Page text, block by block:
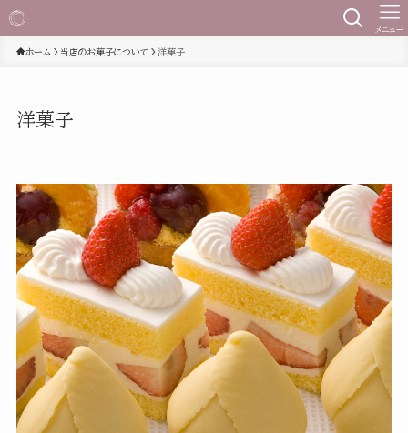
メニュー
ホーム 当店のお菓子について 洋菓子
洋菓子